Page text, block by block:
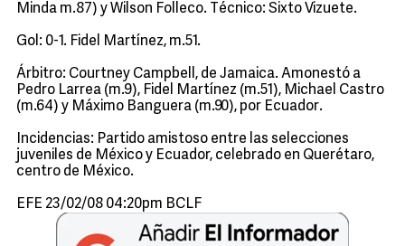
Minda m.87) y Wilson Folleco. Técnico: Sixto Vizuete.
Gol: 0-1. Fidel Martínez, m.51.
Árbitro: Courtney Campbell, de Jamaica. Amonestó a
Pedro Larrea (m.9), Fidel Martínez (m.51), Michael Castro
(m.64) y Máximo Banguera (m.90), por Ecuador.
Incidencias: Partido amistoso entre las selecciones
juveniles de México y Ecuador, celebrado en Querétaro,
centro de México.
EFE 23/02/08 04:20pm BCLF